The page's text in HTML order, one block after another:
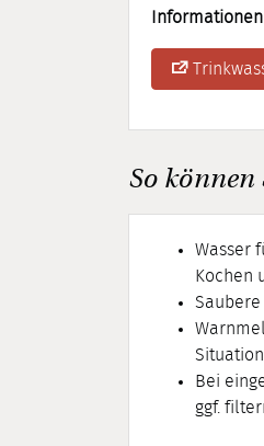
So können
Wasser
Kochen
Bei
ggf.